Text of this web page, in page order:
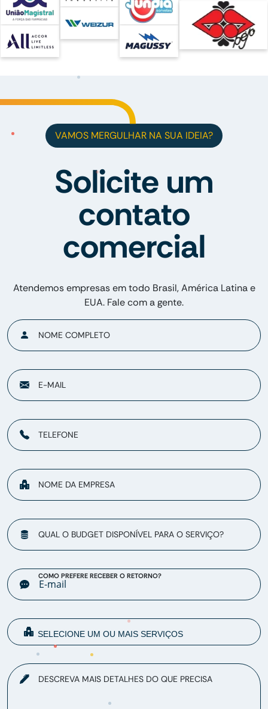
VAMOS MERGULHAR NA SUA IDEIA?
Solicite um
contato
comercial
Atendemos empresas em todo Brasil, América Latina e
EUA. Fale com a gente.
NOME COMPLETO
E-MAIL
TELEFONE
NOME DA EMPRESA
QUAL O BUDGET DISPONÍVEL PARA O SERVIÇO?
COMO PREFERE RECEBER O RETORNO?
DESCREVA MAIS DETALHES DO QUE PRECISA